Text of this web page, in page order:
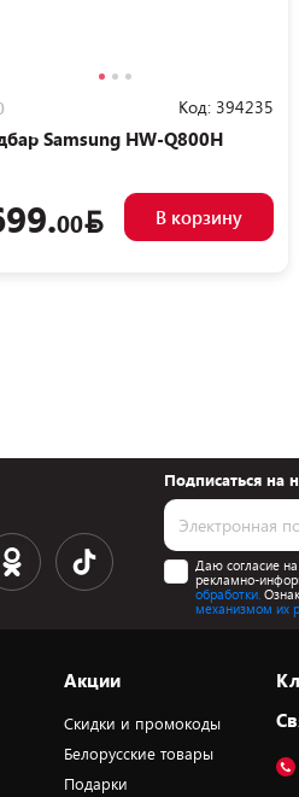
Код: 394235
Samsung HW-Q800H
00 В корзину
Подписаться на
Даю согласие
рекламно-
обработки.
механизмом их
Акции
Скидки и промокоды
Белорусские товары
Подарки